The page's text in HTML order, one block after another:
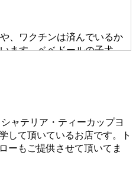
、ワクチンは済んでいるか
ます。ベベドールの子犬
ず受けております。ブリー
心できる育成を慎重に行っ
。ヨークシャーテリアのご
にご相談下さい。
お考えの際は、しっかり育
りに接しているブリーダー
ャテリア・ティーカップヨ
して頂いているお店です。ト
ーもご提供させて頂いてま